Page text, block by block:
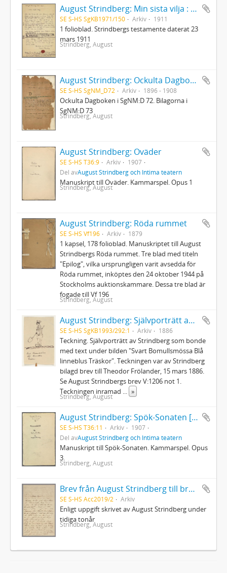
August Strindberg: Min sista vilja : Testamente
SE S-HS SgKB1971/150 Arkiv 1911
1 folioblad. Strindbergs testamente daterat 23
mars 1911
Strindberg, August
August Strindberg: Ockulta Dagboken
SE S-HS SgNM_D72 Arkiv 1896 - 1908
Ockulta Dagboken i SgNM:D 72. Bilagorna i
SgNM:D 73
Strindberg, August
August Strindberg: Oväder
SE S-HS T36:9 Arkiv
1907
Del avAugust Strindberg och Intima teatern
Manuskript till Oväder. Kammarspel. Opus 1
Strindberg, August
August Strindberg: Röda rummet
SE S-HS Vf196 Arkiv 1879
1 kapsel, 178 folioblad. Manuskriptet till August
Strindbergs Röda rummet. Tre blad med titeln
"Epilog", vilka ursprungligen varit avsedda för
Röda rummet, inköptes den 24 oktober 1944 på
Stockholms auktionskammare. Dessa tre blad är
fogade till Vf 196
Strindberg, August
August Strindberg: Självporträtt av Strindberg som bonde
SE S-HS SgKB1993/292:1 Arkiv 1886
Teckning. Självporträtt av Strindberg som bonde
med text under bilden "Svart Bomullsmössa Blå
linneblus Träskor". Teckningen var av Strindberg
bilagd brev till Theodor Frölander, 15 mars 1886.
Se August Strindbergs brev V:1206 not 1.
Teckningen inramad
»
Strindberg, August
August Strindberg: Spök-Sonaten [Spöksonaten]
SE S-HS T36:11 Arkiv
1907
Del avAugust Strindberg och Intima teatern
Manuskript till Spök-Sonaten. Kammarspel. Opus
3.
Strindberg, August
Brev från August Strindberg till brodern Oscar Strindberg
SE S-HS Acc2019/2 Arkiv
Enligt uppgift skrivet av August Strindberg under
tidiga tonår
Strindberg, August